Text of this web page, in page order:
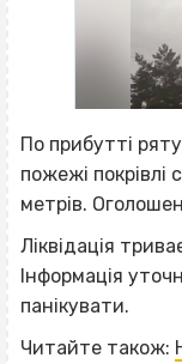
По прибутті
пожежі покрівлі
метрів.
Ліквідація
Інформація
панікувати.
Читайте також: